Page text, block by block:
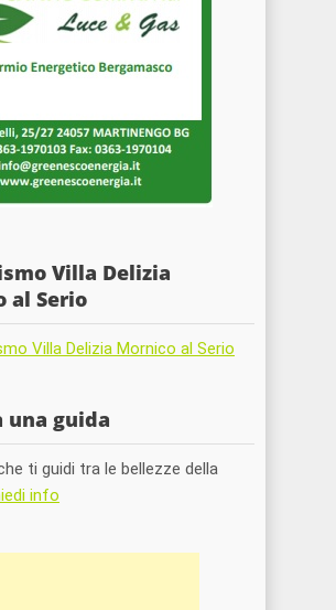
Villa Delizia
al Serio
una guida
ti guidi tra le bellezze della
info